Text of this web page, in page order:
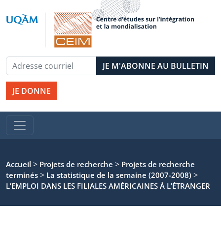
JE DONNE
Accueil > Projets de recherche > Projets de recherche
terminés > La statistique de la semaine (2007-2008) >
L’EMPLOI DANS LES FILIALES AMÉRICAINES À L’ÉTRANGER